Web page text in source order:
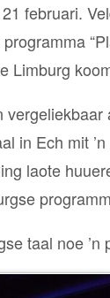
februari.
Limburg
in Ech mit
laote
taal noe ’n